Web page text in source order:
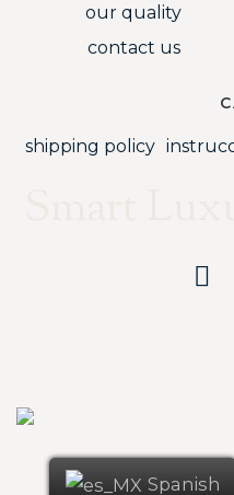
our quality
contact us
shipping policy
RJ
Spanish